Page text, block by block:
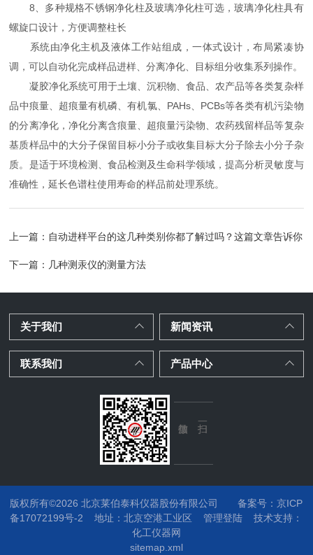
8、多种规格不锈钢净化柱及玻璃净化柱可选，玻璃净化柱具有
螺旋口设计，方便调整柱长
系统由净化主机及液体工作站组成，一体式设计，布局紧凑协
调，可以自动化完成样品进样、分离净化、目标组分收集系列操作。
凝胶净化系统可用于土壤、沉积物、食品、农产品等各类复杂样
品中痕量、超痕量有机磷、有机氯、PAHs、PCBs等各类有机污染物
的分离净化，净化分离含痕量、超痕量污染物、农药残留样品等复杂
基质样品中的大分子保留目标小分子或收集目标大分子除去小分子杂
质。是适于环境检测、食品检测及生命科学领域，提高分析灵敏度与
准确性，延长色谱柱使用寿命的样品前处理系统。
上一篇： 自动进样平台的这几种类别你都了解过吗？这篇文章告诉你
下一篇： 几种测汞仪的测量方法
关于我们 新闻资讯
联系我们 产品中心
版权所有©2026 北京莱伯泰科仪器股份有限公司
备案号：京ICP
备17072199号-2
地址：北京空港工业区 管理登陆 技术支持：
化工仪器网
sitemap.xml